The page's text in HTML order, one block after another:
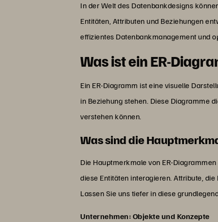
In der Welt des Datenbankdesigns
Entitäten, Attributen und Beziehungen
effizientes Datenbankmanagement und
Was ist ein ER-
Ein ER-Diagramm ist eine visuelle
in Beziehung stehen. Diese Diagramme
verstehen können.
Was sind die
Die Hauptmerkmale von ER-
diese Entitäten interagieren. Attribute,
Lassen Sie uns tiefer in diese
Unternehmen: Objekte und Konzepte